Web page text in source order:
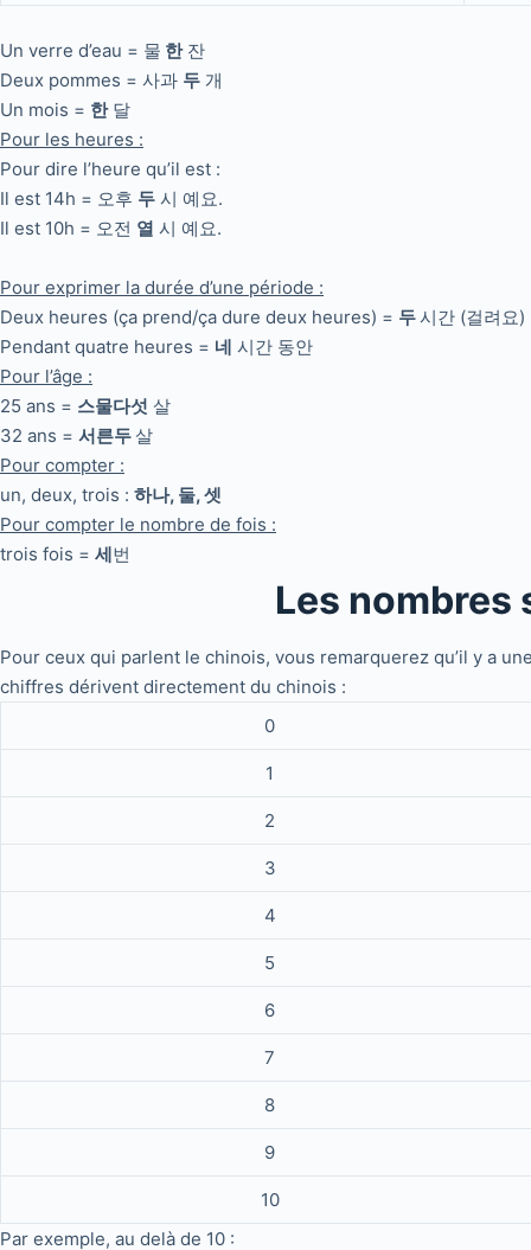
Un verre d’eau = 물 한잔
Deux pommes = 사과 두 개
Un mois = 한달
Pour les heures :
Pour dire l’heure qu’il est :
Il est 14h = 오후 두 시 예요.
Il est 10h = 오전 열 시 예요.
Pour exprimer la durée d’une période :
Deux heures (ça prend/ça dure deux heures) = 두시간 (걸려요)
Pendant quatre heures = 네 시간 동안
Pour l’âge :
25 ans = 스물다섯 살
32 ans = 서른두 살
Pour compter :
un, deux, trois : 하나, 둘, 셋
Pour compter le nombre de fois :
trois fois = 세번
Les nombres
Pour ceux qui parlent le chinois, vous remarquerez qu’il y a
chiffres dérivent directement du chinois :
0
1
2
3
4
5
6
7
8
9
10
Par exemple, au delà de 10 :